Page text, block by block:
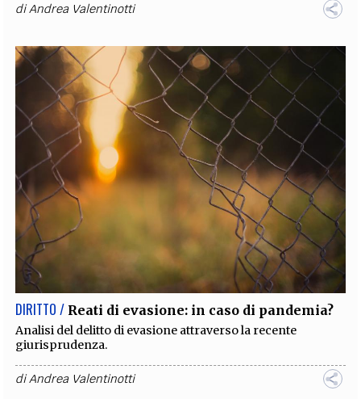
diAndrea Valentinotti
DIRITTO / Reati di evasione: in caso di pandemia?
Analisi del delitto di evasione attraverso la recente
giurisprudenza.
diAndrea Valentinotti